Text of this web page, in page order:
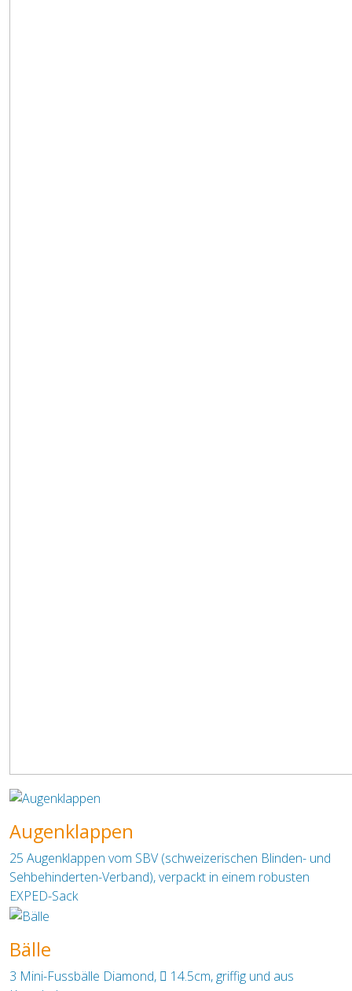
Augenklappen
25 Augenklappen vom SBV (schweizerischen Blinden- und
Sehbehinderten-Verband), verpackt in einem robusten
EXPED-Sack
Bälle
3 Mini-Fussbälle Diamond,  14.5cm, griffig und aus